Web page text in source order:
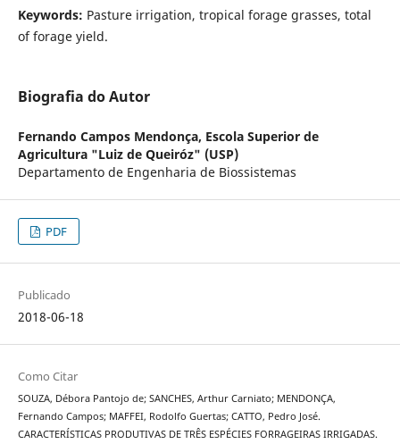
Keywords: Pasture irrigation, tropical forage grasses, total
of forage yield.
Biografia do Autor
Fernando Campos Mendonça, Escola Superior de
Agricultura "Luiz de Queiróz" (USP)
Departamento de Engenharia de Biossistemas
PDF
Publicado
2018-06-18
Como Citar
SOUZA, Débora Pantojo de; SANCHES, Arthur Carniato; MENDONÇA,
Fernando Campos; MAFFEI, Rodolfo Guertas; CATTO, Pedro José.
CARACTERÍSTICAS PRODUTIVAS DE TRÊS ESPÉCIES FORRAGEIRAS IRRIGADAS.